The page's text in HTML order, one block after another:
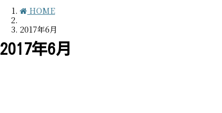
HOME
2017年6月
2017年6月